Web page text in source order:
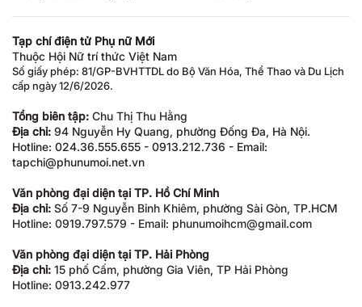
Tạp chí điện tử Phụ nữ Mới
Thuộc Hội Nữ trí thức Việt Nam
Số giấy phép: 81/GP-BVHTTDL do Bộ Văn Hóa, Thể Thao và Du Lịch
cấp ngày 12/6/2026.
Tổng biên tập: Chu Thị Thu Hằng
Địa chỉ: 94 Nguyễn Hy Quang, phường Đống Đa, Hà Nội.
Hotline: 024.36.555.655 - 0913.212.736 - Email:
tapchi@phunumoi.net.vn
Văn phòng đại diện tại TP. Hồ Chí Minh
Địa chỉ: Số 7-9 Nguyễn Bỉnh Khiêm, phường Sài Gòn, TP.HCM
Hotline: 0919.797.579 - Email: phunumoihcm@gmail.com
Văn phòng đại diện tại TP. Hải Phòng
Địa chỉ: 15 phố Cấm, phường Gia Viên, TP Hải Phòng
Hotline: 0913.242.977